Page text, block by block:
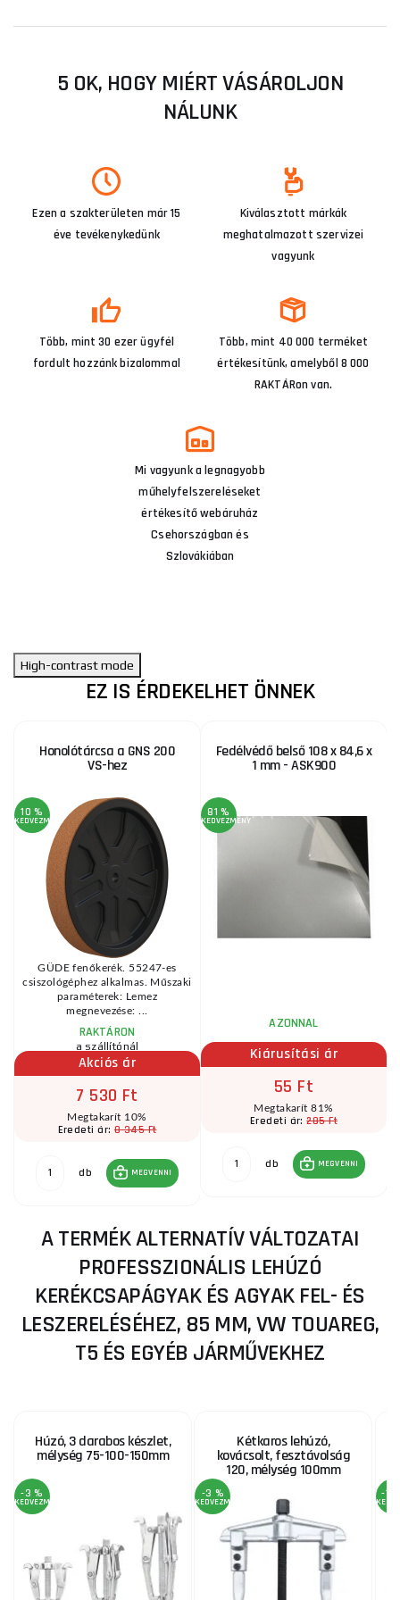
5 OK, HOGY MIÉRT VÁSÁROLJON
NÁLUNK
Ezen a szakterületen már 15
éve tevékenykedünk
Kiválasztott márkák
meghatalmazott szervizei
vagyunk
Több, mint 30 ezer ügyfél
fordult hozzánk bizalommal
Több, mint 40 000 terméket
értékesítünk, amelyből 8 000
RAKTÁRon van.
Mi vagyunk a legnagyobb
műhelyfelszereléseket
értékesítő webáruház
Csehországban és
Szlovákiában
High-contrast mode
EZ IS ÉRDEKELHET ÖNNEK
Honolótárcsa a GNS 200
VS-hez
10 %
KEDVEZMÉNY
GÜDE fenőkerék. 55247-es
csiszológéphez alkalmas. Műszaki
paraméterek: Lemez
megnevezése: ...
RAKTÁRON
a szállítónál
Akciós ár
7 530 Ft
Megtakarít 10%
Eredeti ár:8 345 Ft
db MEGVENNI
Fedélvédő belső 108 x 84,6 x
1 mm - ASK900
81 %
KEDVEZMÉNY
AZONNAL
Kiárusítási ár
55 Ft
Megtakarít 81%
Eredeti ár:285 Ft
db MEGVENNI
A TERMÉK ALTERNATÍV VÁLTOZATAI
PROFESSZIONÁLIS LEHÚZÓ
KERÉKCSAPÁGYAK ÉS AGYAK FEL- ÉS
LESZERELÉSÉHEZ, 85 MM, VW TOUAREG,
T5 ÉS EGYÉB JÁRMŰVEKHEZ
Húzó, 3 darabos készlet,
mélység 75-100-150mm
-3 %
KEDVEZMÉNY
Kétkaros lehúzó,
kovácsolt, fesztávolság
120, mélység 100mm
-3 %
KEDVEZMÉNY
-11